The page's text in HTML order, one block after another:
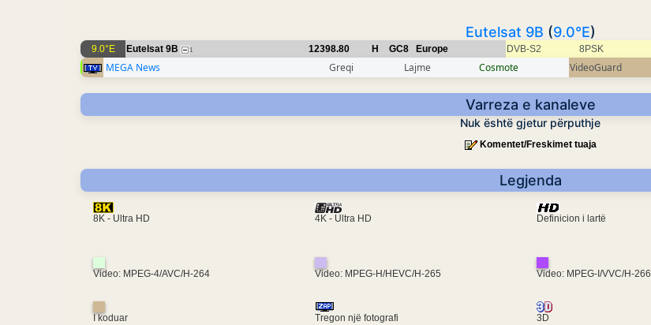
Eutelsat 9B (9.0°E)
9.0°E Eutelsat 9B 1 12398.80 H GC8 Europe DVB-S2 8PSK
MEGA News Greqi Lajme Cosmote VideoGuard
Varreza e kanaleve
Nuk është gjetur përputhje
Komentet/Freskimet tuaja
Legjenda
8K - Ultra HD 4K - Ultra HD Definicion i lartë
Video: MPEG-4/AVC/H-264 Video: MPEG-H/HEVC/H-265 Video: MPEG-I/VVC/H-266
I koduar Tregon një fotografi 3D